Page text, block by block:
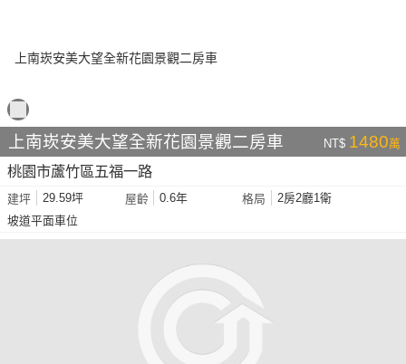
上南崁安美大望全新花園景觀二房車 NT$ 1480萬
桃園市蘆竹區五福一路
建坪 29.59坪 屋齡 0.6年 格局
2房2廳1衛
坡道平面車位